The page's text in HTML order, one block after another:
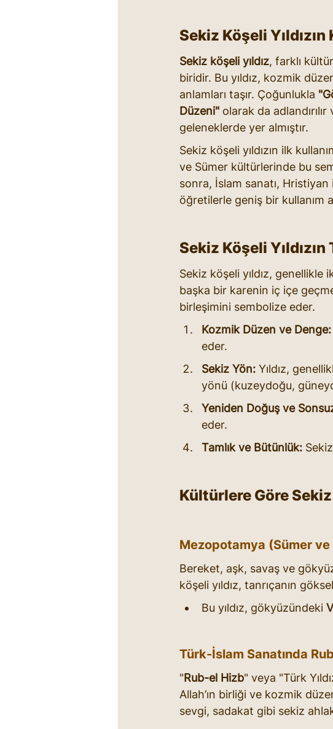
Sekiz Köşeli Yıldızın
Sekiz köşeli yıldız, farklı
biridir. Bu yıldız, kozmik
anlamları taşır. Çoğunlukla
Düzeni" olarak da
geleneklerde yer almıştır.
Sekiz köşeli yıldızın ilk
ve Sümer kültürlerinde bu
sonra, İslam sanatı,
öğretilerle geniş bir kullanım
Sekiz Köşeli
Sekiz köşeli yıldız,
başka bir karenin iç içe
birleşimini sembolize eder.
Kozmik Düzen ve Denge:
eder.
Sekiz Yön: Yıldız,
yönü (kuzeydoğu,
Yeniden Doğuş ve
eder.
Tamlık ve Bütünlük:
Kültürlere Göre Sekiz
Mezopotamya (Sümer ve
Bereket, aşk, savaş ve
köşeli yıldız, tanrıçanın
Bu yıldız, gökyüzündeki
Türk-İslam Sanatında
"Rub-el Hizb" veya "Türk
Allah’ın birliği ve kozmik
sevgi, sadakat gibi sekiz